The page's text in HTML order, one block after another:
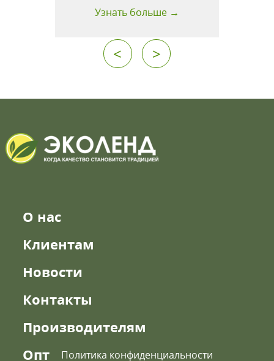
Узнать больше →
< >
О нас
Клиентам
Новости
Контакты
Производителям
Опт
Политика конфиденциальности